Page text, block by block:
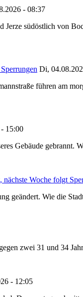
- 08:37
Jerze südöstlich von
Di,
führen am
15:00
Gebäude
Woche folgt
geändert. Wie die
zwei 31 und 34
- 12:05